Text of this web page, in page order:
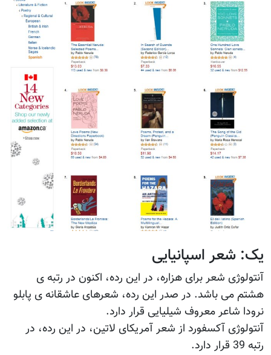
یک: شعر اسپانیایی
آنتولوژی شعر برای هزاره، در این رده، اکنون در رتبه ی
هشتم می باشد. در صدر این رده، شعرهای عاشقانه ی پابلو
نرودا شاعر معروف شیلیایی قرار دارد.
آنتولوژی آکسفورد از شعر آمریکای لاتین، در این رده، در
رتبه 39 قرار دارد.